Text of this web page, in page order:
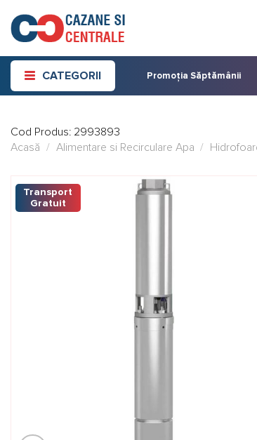
content
CATEGORII Promoția Săptămânii
Cod Produs: 2993893
Acasă
/ Alimentare si Recirculare Apa /
Transport
Gratuit